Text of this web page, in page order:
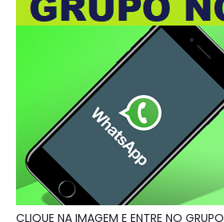
CLIQUE NA IMAGEM E ENTRE NO GRUPO